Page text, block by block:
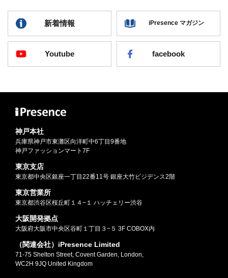
新着情報 iPresence マガジン
Youtube facebook
神戸本社
兵庫県神戸市東灘区向洋町中6丁目9番地
神戸ファッションマート7F
東京支店
東京都中央区銀座一丁目22番11号 銀座大竹ビジデンス2階
東京営業所
東京都渋谷区桜丘町１４−１ ハッチェリー渋谷
大阪開発拠点
大阪府大阪市中央区谷町１丁目３−５ 3F COBOX内
（関連会社）iPresence Limited
71-75 Shelton Street, Covent Garden, London,
WC2H 9JQ United Kingdom